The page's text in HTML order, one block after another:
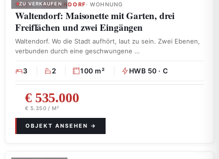
ZU VERKAUFEN
GRAZ – WALTENDORF · WOHNUNG
Waltendorf: Maisonette mit Garten, drei
Freiflächen und zwei Eingängen
Waltendorf. Wo die Stadt aufhört, laut zu sein. Zwei Ebenen,
verbunden durch eine geschwungene …
3 2 100 m² HWB 50 · C
€ 535.000
€ 5.350 / M²